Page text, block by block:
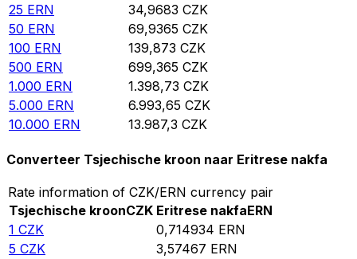
25 ERN 34,9683 CZK
50 ERN 69,9365 CZK
100 ERN 139,873 CZK
500 ERN 699,365 CZK
1.000 ERN 1.398,73 CZK
5.000 ERN 6.993,65 CZK
10.000 ERN 13.987,3 CZK
Converteer Tsjechische kroon naar Eritrese nakfa
Rate information of CZK/ERN currency pair
Tsjechische kroonCZK Eritrese nakfaERN
1 CZK 0,714934 ERN
5 CZK 3,57467 ERN